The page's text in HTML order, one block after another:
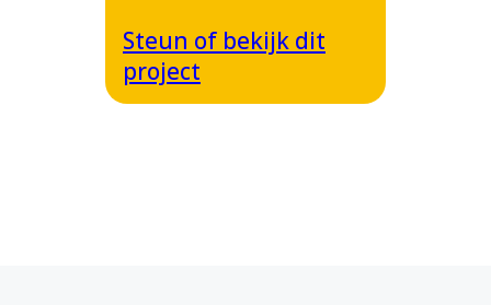
Steun of bekijk dit
project